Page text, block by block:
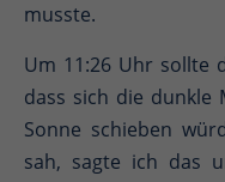
musste.
Um 11:26 Uhr sollte
dass sich die dunkle
Sonne schieben
sah, sagte ich das